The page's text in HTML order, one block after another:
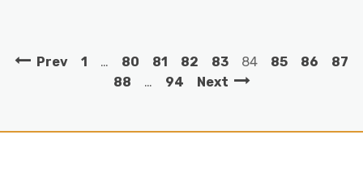
Prev 1 … 80 81 82 83 84 85 86
87
88
… 94 Next